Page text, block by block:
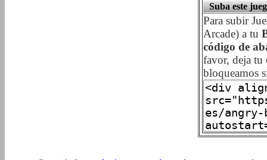
Suba este
Para subir
Arcade) a tu
código de
favor, deja tu
bloqueamos